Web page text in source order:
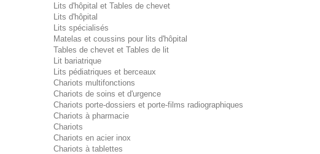
Lits d'hôpital et Tables de chevet
Lits d'hôpital
Lits spécialisés
Matelas et coussins pour lits d'hôpital
Tables de chevet et Tables de lit
Lit bariatrique
Lits pédiatriques et berceaux
Chariots multifonctions
Chariots de soins et d'urgence
Chariots porte-dossiers et porte-films radiographiques
Chariots à pharmacie
Chariots
Chariots en acier inox
Chariots à tablettes